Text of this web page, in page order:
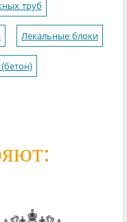
труб
Лекальные блоки